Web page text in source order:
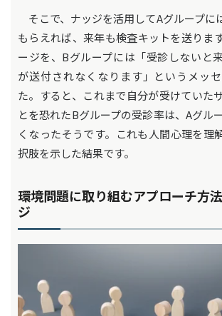
そこで、ナッジを活用してAグループに
もらえれば、来年も検査キットを送りま
ージを、Bグループには「受診しないと
が送付されなくなります」というメッ
た。すると、これまで自分が受けていた
とを恐れたBグループの受診率は、Aグル
くなったそうです。これも人間心理を理
択肢を示した結果です。
環境問題に取り組むアプローチ方
ジ